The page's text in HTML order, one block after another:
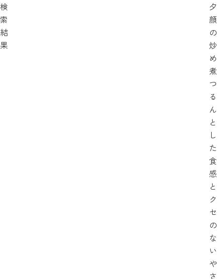
検
索
結
果
夕
顔
の
炒
め
煮
つ
る
ん
と
し
た
食
感
と
ク
セ
の
な
い
や
さ